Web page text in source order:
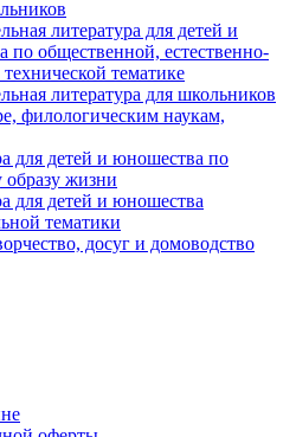
литература для детей и
по общественной, естественно-
тематике
литература для школьников
филологическим наукам,
для детей и юношества по
образу жизни
для детей и юношества
тематики
досуг и домоводство